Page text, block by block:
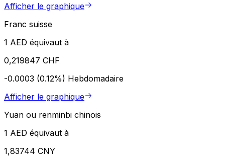
Afficher le graphique
Franc suisse
1 AED équivaut à
0,219847 CHF
-0.0003 (0.12%) Hebdomadaire
Afficher le graphique
Yuan ou renminbi chinois
1 AED équivaut à
1,83744 CNY